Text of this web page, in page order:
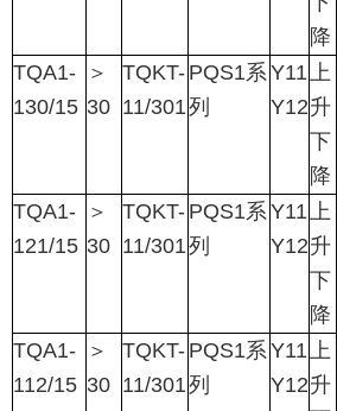
降
TQA1-
130/15
＞
30
TQKT-
11/301
PQS1系
列
Y11
Y12
上
升
下
降
TQA1-
121/15
＞
30
TQKT-
11/301
PQS1系
列
Y11
Y12
上
升
下
降
TQA1-
112/15
＞
30
TQKT-
11/301
PQS1系
列
Y11
Y12
上
升